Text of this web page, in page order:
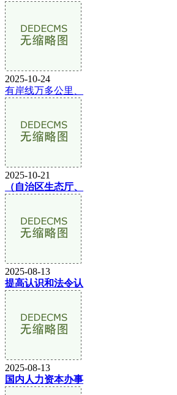
2025-10-24
有岸线万多公里、
2025-10-21
（自治区生态厅、
2025-08-13
提高认识和法令认
2025-08-13
国内人力资本办事